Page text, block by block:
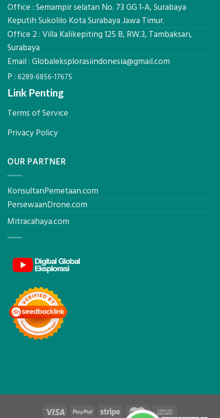
Ekplorasi.Menggunakan
Ukur
Presisi
Akurat
Office : Semampir selatan No. 73 GG 1-A, Surabaya
Keputih Sukolilo Kota Surabaya Jawa Timur.
Office 2 : Villa Kalikepiting 125 B, RW.3, Tambaksari,
Surabaya
Email : Globaleksplorasiindonesia@gmail.com
P : 6289-6856-17675
Link Penting
Terms of Service
Privacy Policy
OUR PARTNER
KonsultanPemetaan.com
PersewaanDrone.com
Mitracahaya.com